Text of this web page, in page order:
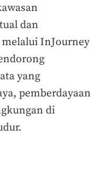
dan
InJourney
yang
pemberdayaan
di